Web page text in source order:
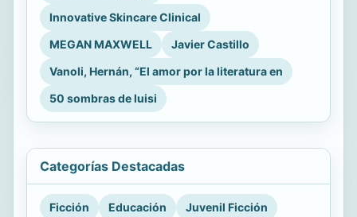
Innovative Skincare Clinical
MEGAN MAXWELL
Javier Castillo
Vanoli, Hernán, “El amor por la literatura en
50 sombras de luisi
Categorías Destacadas
Ficción Educación Juvenil Ficción